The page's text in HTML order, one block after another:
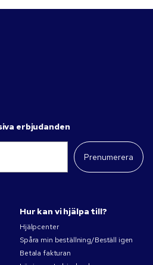
erbjudanden
Prenumerera
Hur kan vi hjälpa till?
Hjälpcenter
Spåra min beställning/Beställ igen
Betala fakturan